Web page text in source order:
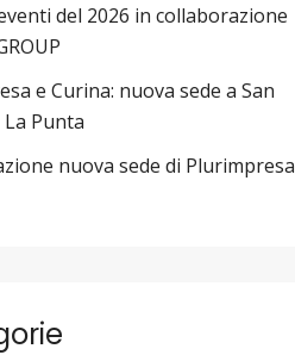
del 2026 in collaborazione
e Curina: nuova sede a San
Punta
nuova sede di Plurimpresa